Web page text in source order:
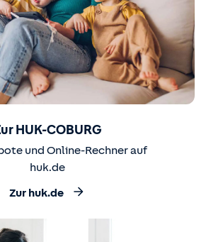
HUK-COBURG
und Online-Rechner auf
huk.de
Zur huk.de